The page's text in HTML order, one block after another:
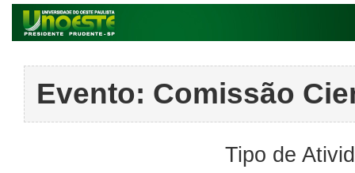
Evento: Comissão
Tipo de